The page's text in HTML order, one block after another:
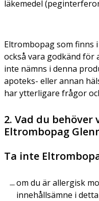
läkemedel
Eltrombopag som finns
också vara godkänd för
inte nämns i denna
apoteks- eller annan
har ytterligare frågor
2. Vad du
Eltrombopag
Ta inte
om du är allergisk
innehållsämne i